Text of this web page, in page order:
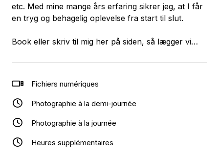
etc. Med mine mange års erfaring sikrer jeg, at I får
en tryg og behagelig oplevelse fra start til slut.
Book eller skriv til mig her på siden, så lægger vi
Fichiers numériques
Photographie à la demi-journée
Photographie à la journée
Heures supplémentaires